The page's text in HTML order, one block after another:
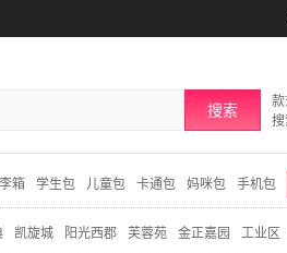
搜索
箱 学生包 儿童包 卡通包 妈咪包 手机包
凯旋城 阳光西郡 芙蓉苑 金正嘉园 工业区